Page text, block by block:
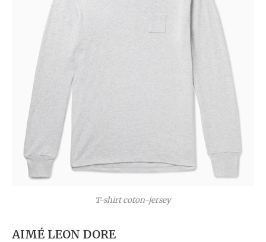
T-shirt coton-jersey
AIMÉ LEON DORE